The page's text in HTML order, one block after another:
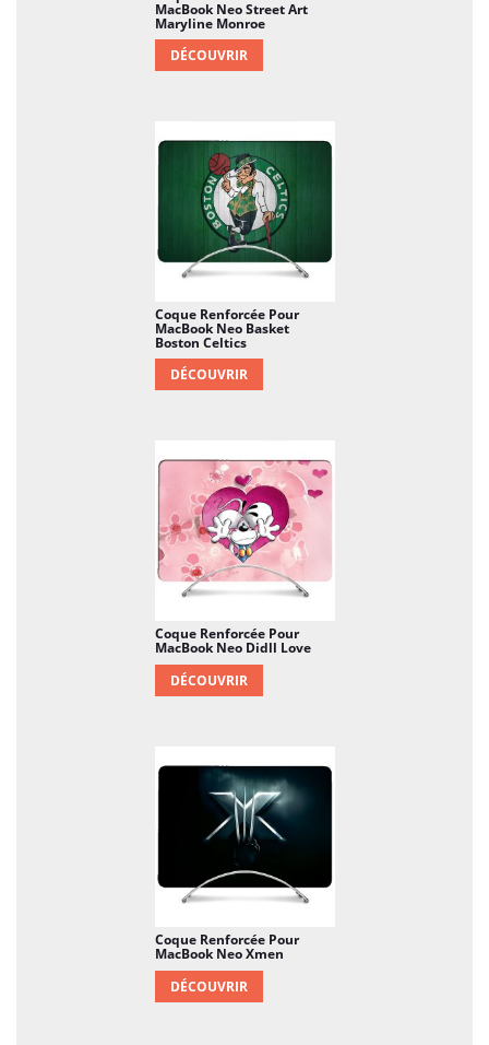
MacBook Neo Street Art
Maryline Monroe
DÉCOUVRIR
Coque Renforcée Pour
MacBook Neo Basket
Boston Celtics
DÉCOUVRIR
Coque Renforcée Pour
MacBook Neo Didll Love
DÉCOUVRIR
Coque Renforcée Pour
MacBook Neo Xmen
DÉCOUVRIR